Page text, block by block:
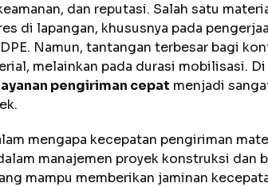
dan reputasi. Salah satu
di lapangan, khususnya pada
Namun, tantangan terbesar bagi
melainkan pada durasi mobilisasi.
pengiriman cepat menjadi
mengapa kecepatan pengiriman
manajemen proyek konstruksi dan
mampu memberikan jaminan